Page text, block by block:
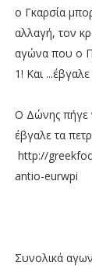
ο Γκαρσία
αλλαγή, τον
αγώνα που ο
1! Και
Ο Δώνης πήγε
έβγαλε τα
http://
antio-eurwpi
Συνολικά